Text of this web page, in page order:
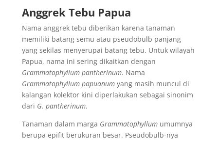
Anggrek Tebu Papua
Nama anggrek tebu diberikan karena tanaman
memiliki batang semu atau pseudobulb panjang
yang sekilas menyerupai batang tebu. Untuk wilayah
Papua, nama ini sering dikaitkan dengan
Grammatophyllum pantherinum. Nama
Grammatophyllum papuanumyang masih muncul di
kalangan kolektor kini diperlakukan sebagai sinonim
dari G. pantherinum.
Tanaman dalam marga Grammatophyllumumumnya
berupa epifit berukuran besar. Pseudobulb-nya